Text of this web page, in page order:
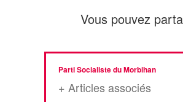
Vous pouvez
Parti Socialiste du Morbihan
+ Articles associés